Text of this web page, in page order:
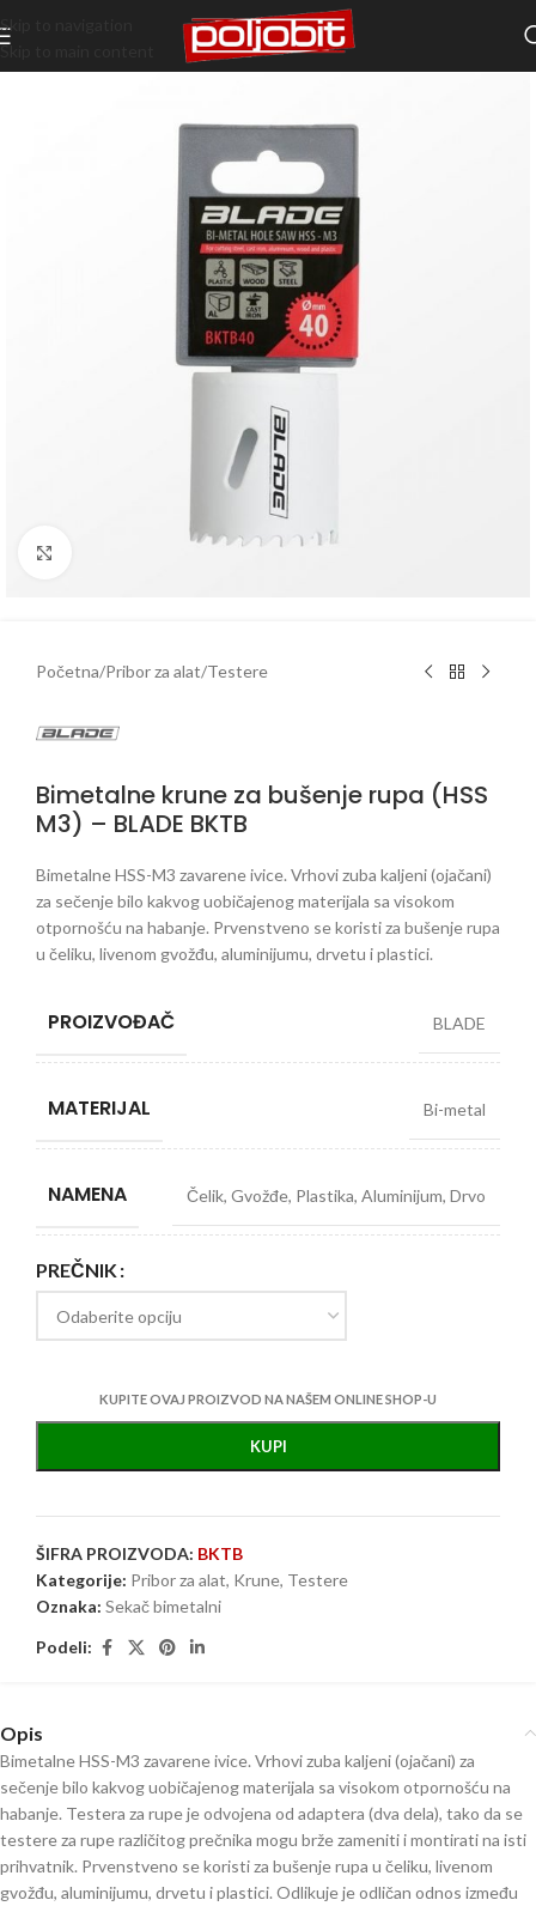
Skip to navigation
Skip to main content
Početna/Pribor za alat/Testere
Bimetalne krune za bušenje rupa (HSS
M3) – BLADE BKTB
Bimetalne HSS-M3 zavarene ivice. Vrhovi zuba kaljeni (ojačani)
za sečenje bilo kakvog uobičajenog materijala sa visokom
otpornošću na habanje. Prvenstveno se koristi za bušenje rupa
u čeliku, livenom gvožđu, aluminijumu, drvetu i plastici.
PROIZVOĐAČ BLADE
MATERIJAL Bi-metal
NAMENA Čelik, Gvožđe, Plastika, Aluminijum, Drvo
PREČNIK
KUPITE OVAJ PROIZVOD NA NAŠEM ONLINE SHOP-U
KUPI
ŠIFRA PROIZVODA: BKTB
Kategorije: Pribor za alat, Krune, Testere
Oznaka: Sekač bimetalni
Podeli:
Opis
Bimetalne HSS-M3 zavarene ivice. Vrhovi zuba kaljeni (ojačani) za
sečenje bilo kakvog uobičajenog materijala sa visokom otpornošću na
habanje. Testera za rupe je odvojena od adaptera (dva dela), tako da se
testere za rupe različitog prečnika mogu brže zameniti i montirati na isti
prihvatnik. Prvenstveno se koristi za bušenje rupa u čeliku, livenom
gvožđu, aluminijumu, drvetu i plastici. Odlikuje je odličan odnos između